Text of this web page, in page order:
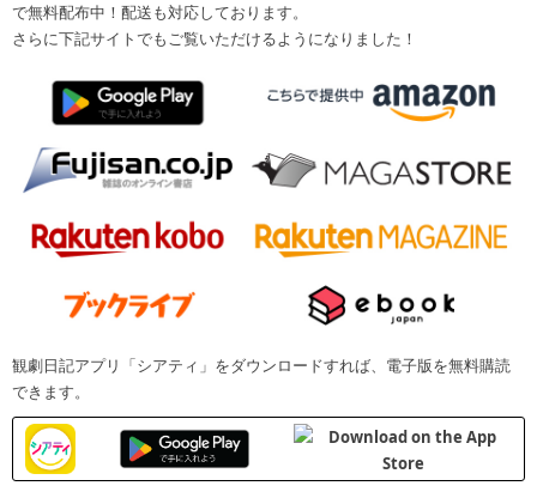
で無料配布中！配送も対応しております。
さらに下記サイトでもご覧いただけるようになりました！
観劇日記アプリ「シアティ」をダウンロードすれば、電子版を無料購読
できます。